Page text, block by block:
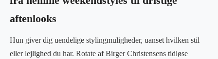
aftenlooks
Hun giver dig uendelige stylingmuligheder, uanset hvilken stil
eller lejlighed du har. Rotate af Birger Christensens tidløse